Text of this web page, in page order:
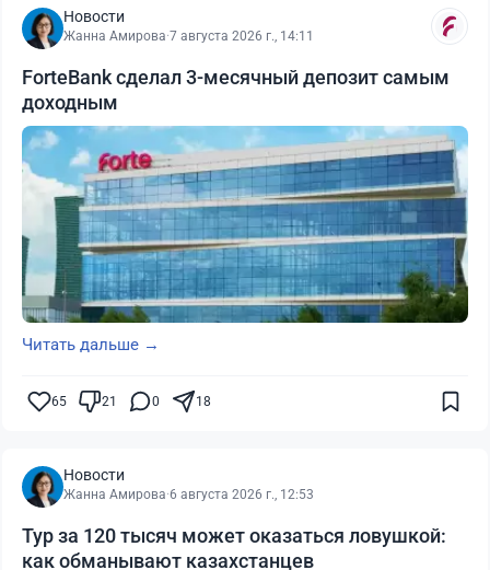
Новости
Жанна Амирова·7 августа 2026 г., 14:11
ForteBank сделал 3-месячный депозит самым
доходным
Читать дальше →
65 21 0 18
Новости
Жанна Амирова·6 августа 2026 г., 12:53
Тур за 120 тысяч может оказаться ловушкой:
как обманывают казахстанцев